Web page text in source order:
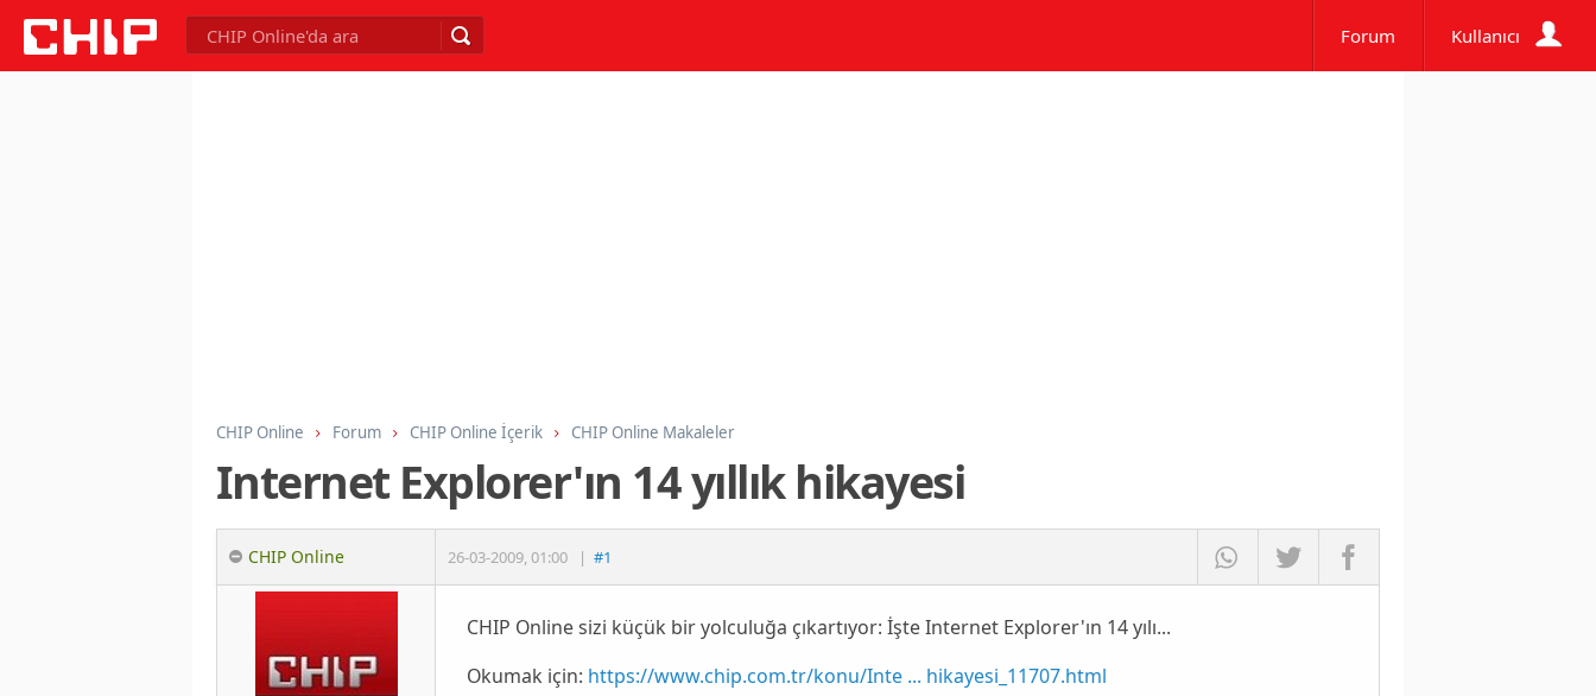
Forum Kullanıcı
CHIP Online Forum CHIP Online İçerik CHIP Online Makaleler
Internet Explorer'ın 14 yıllık hikayesi
CHIP Online 26-03-2009,01:00 | #1
CHIP Online sizi küçük bir yolculuğa çıkartıyor: İşte Internet Explorer'ın 14 yılı...
Okumak için: https://www.chip.com.tr/konu/Inte ... hikayesi_11707.html